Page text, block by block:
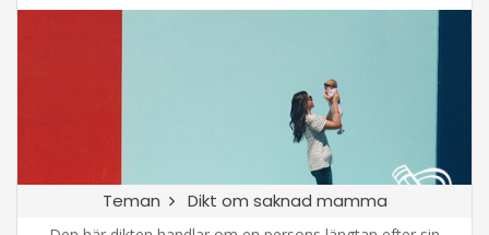
Teman Dikt om saknad mamma